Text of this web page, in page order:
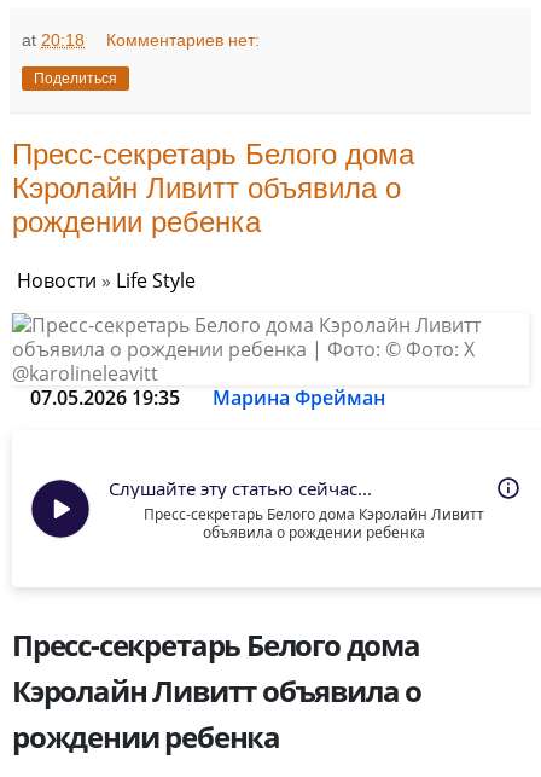
at 20:18 Комментариев нет:
Поделиться
Пресс-секретарь Белого дома
Кэролайн Ливитт объявила о
рождении ребенка
Новости » Life Style
07.05.2026 19:35 Марина Фрейман
Слушайте эту статью сейчас...
Пресс-секретарь Белого дома Кэролайн Ливитт
объявила о рождении ребенка
Пресс-секретарь Белого дома
Кэролайн Ливитт объявила о
рождении ребенка